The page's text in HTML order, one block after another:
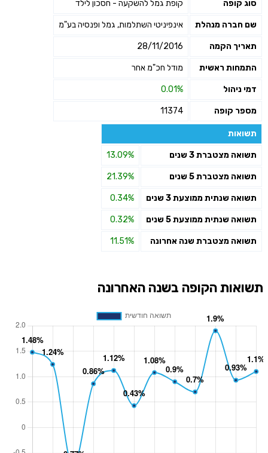
סוג קופה קופת גמל להשקעה - חסכון לילד
שם חברה מנהלת אינפיניטי השתלמות, גמל ופנסיה בע"מ
תאריך הקמה 28/11/2016
התמחות ראשית מודל חכ"מ אחר
דמי ניהול 0.01%
מספר קופה 11374
תשואות
תשואה מצטברת 3 שנים 13.09%
תשואה מצטברת 5 שנים 21.39%
תשואה שנתית ממוצעת 3 שנים 0.34%
תשואה שנתית ממוצעת 5 שנים 0.32%
תשואה מצטברת שנה אחרונה 11.51%
תשואות הקופה בשנה האחרונה
שליחה